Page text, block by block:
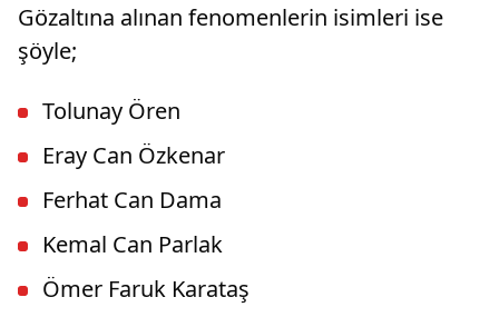
Gözaltına alınan fenomenlerin isimleri ise
şöyle;
Tolunay Ören
Eray Can Özkenar
Ferhat Can Dama
Kemal Can Parlak
Ömer Faruk Karataş